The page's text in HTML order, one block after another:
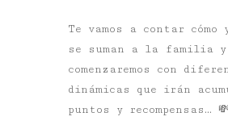
Te vamos a contar cómo
se suman a la familia y
comenzaremos con
dinámicas que irán
puntos y recompensas… 💸